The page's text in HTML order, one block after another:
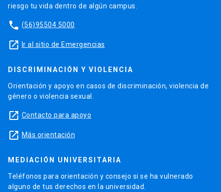
riesgo tu vida dentro de algún campus.
phone (56)95504 5000
launch Ir al sitio de Emergencias
DISCRIMINACIÓN Y VIOLENCIA
Orientación y apoyo en casos de discriminación, violencia de
género o violencia sexual.
launch Contacto para apoyo
launch Más orientación
MEDIACIÓN UNIVERSITARIA
Teléfonos para orientación y consejo si se ha vulnerado
alguno de tus derechos en la universidad.